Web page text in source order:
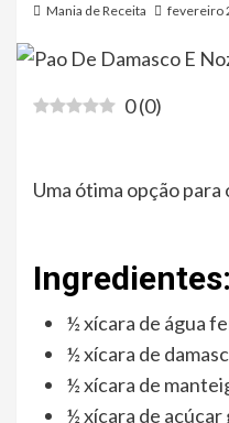
Mania de Receita fevereiro
0(0)
Uma ótima opção para
Ingredientes:
½ xícara de água
½ xícara de
½ xícara de
½ xícara de açúcar